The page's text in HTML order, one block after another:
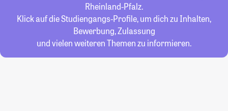
Rheinland-Pfalz.
Klick auf die Studiengangs-Profile, um dich zu Inhalten,
Bewerbung, Zulassung
und vielen weiteren Themen zu informieren.